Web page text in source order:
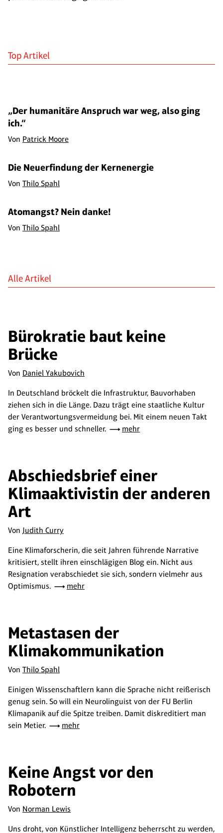
Top Artikel
„Der humanitäre Anspruch war weg, also ging
ich.“
Von Patrick Moore
Die Neuerfindung der Kernenergie
Von Thilo Spahl
Atomangst? Nein danke!
Von Thilo Spahl
Alle Artikel
Bürokratie baut keine
Brücke
Von Daniel Yakubovich
In Deutschland bröckelt die Infrastruktur, Bauvorhaben
ziehen sich in die Länge. Dazu trägt eine staatliche Kultur
der Verantwortungsvermeidung bei. Mit einem neuen Takt
ging es besser und schneller.
mehr
Abschiedsbrief einer
Klimaaktivistin der anderen
Art
Von Judith Curry
Eine Klimaforscherin, die seit Jahren führende Narrative
kritisiert, stellt ihren einschlägigen Blog ein. Nicht aus
Resignation verabschiedet sie sich, sondern vielmehr aus
Optimismus.
mehr
Metastasen der
Klimakommunikation
Von Thilo Spahl
Einigen Wissenschaftlern kann die Sprache nicht reißerisch
genug sein. So will ein Neurolinguist von der FU Berlin
Klimapanik auf die Spitze treiben. Damit diskreditiert man
sein Metier.
mehr
Keine Angst vor den
Robotern
Von Norman Lewis
Uns droht, von Künstlicher Intelligenz beherrscht zu werden,